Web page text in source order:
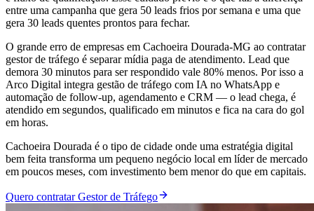
entre uma campanha que gera 50 leads frios por semana e uma que
gera 30 leads quentes prontos para fechar.
O grande erro de empresas em Cachoeira Dourada-MG ao contratar
gestor de tráfego é separar mídia paga de atendimento. Lead que
demora 30 minutos para ser respondido vale 80% menos. Por isso a
Arco Digital integra gestão de tráfego com IA no WhatsApp e
automação de follow-up, agendamento e CRM — o lead chega, é
atendido em segundos, qualificado em minutos e fica na cara do gol
em horas.
Cachoeira Dourada é o tipo de cidade onde uma estratégia digital
bem feita transforma um pequeno negócio local em líder de mercado
em poucos meses, com investimento bem menor do que em capitais.
Quero contratar Gestor de Tráfego